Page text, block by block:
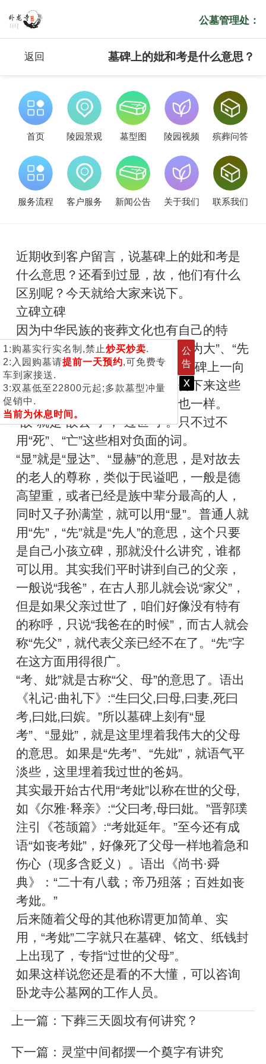
1:购墓实行实名制,禁止炒买炒卖.
2:入园购墓请提前一天预约,可免费专
车到家接送.
3:双墓低至22800元起;多款墓型冲量
促销中.
当前为休息时间。
公
告
x
公墓管理处：
返回 墓碑上的妣和考是什么意思？
首页 陵园景观 墓型图 陵园视频 殡葬问答
服务流程 客户服务 新闻公告 关于我们 联系我们
近期收到客户留言，说墓碑上的妣和考是
什么意思？还看到过显，故，他们有什么
区别呢？今天就给大家来说下。
立碑立碑
因为中华民族的丧葬文化也有自己的特
色，而且一向“死者为大”，“祖宗为大”、“先
人为大”，所以在对待祖先丧葬墓碑上一向
是非常认真而传统的，长久流传下来这些
礼仪，称呼都没有变化，用字也一样。
“故”就是“故去”了，“过世”了。只不过不
用“死”、“亡”这些相对负面的词。
“显”就是“显达”、“显赫”的意思，是对故去
的老人的尊称，类似于民谥吧，一般是德
高望重，或者已经是族中辈分最高的人，
同时又子孙满堂，就可以用“显”。普通人就
用“先”，“先”就是“先人”的意思，这个只要
是自己小孩立碑，那就没什么讲究，谁都
可以用。其实我们平时讲到自己的父亲，
一般说“我爸”，在古人那儿就会说“家父”，
但是如果父亲过世了，咱们好像没有特有
的称呼，只说“我爸在的时候”，而古人就会
称“先父”，就代表父亲已经不在了。“先”字
在这方面用得很广。
“考、妣”就是古称“父、母”的意思了。语出
《礼记·曲礼下》:“生曰父,曰母,曰妻,死曰
考,曰妣,曰嫔。”所以墓碑上刻有“显
考”、“显妣”，就是这里埋着我伟大的父母
的意思。如果是“先考”、“先妣”，就语气平
淡些，这里埋着我过世的爸妈。
其实最开始古代用“考妣”以称在世的父母,
如《尔雅·释亲》:“父曰考,母曰妣。”晋郭璞
注引《苍颉篇》:“考妣延年。”至今还有成
语“如丧考妣”，好像死了父母一样地着急和
伤心（现多含贬义）。语出《尚书·舜
典》：“二十有八载；帝乃殂落；百姓如丧
考妣。”
后来随着父母的其他称谓更加简单、实
用，“考妣”二字就只在墓碑、铭文、纸钱封
上出现了，专指“过世的父母”。
如果这样说您还是看的不大懂，可以咨询
卧龙寺公墓网的工作人员。
上一篇：下葬三天圆坟有何讲究？
下一篇： 灵堂中间都摆一个奠字有讲究